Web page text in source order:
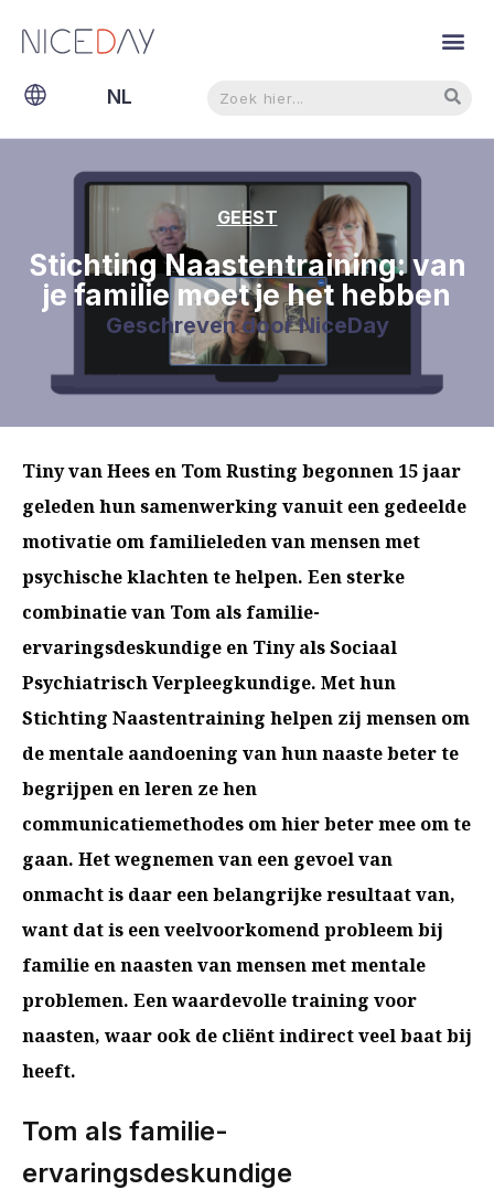
NL
EN
GEEST
Stichting Naastentraining: van
je familie moet je het hebben
Geschreven doorNiceDay
Tiny van Hees en Tom Rusting begonnen 15 jaar
geleden hun samenwerking vanuit een gedeelde
motivatie om familieleden van mensen met
psychische klachten te helpen. Een sterke
combinatie van Tom als familie-
ervaringsdeskundige en Tiny als Sociaal
Psychiatrisch Verpleegkundige. Met hun
Stichting Naastentraining helpen zij mensen om
de mentale aandoening van hun naaste beter te
begrijpen en leren ze hen
communicatiemethodes om hier beter mee om te
gaan. Het wegnemen van een gevoel van
onmacht is daar een belangrijke resultaat van,
want dat is een veelvoorkomend probleem bij
familie en naasten van mensen met mentale
problemen. Een waardevolle training voor
naasten, waar ook de cliënt indirect veel baat bij
heeft.
Tom als familie-
ervaringsdeskundige